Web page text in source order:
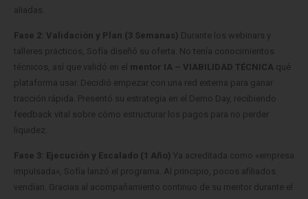
aliadas.
Fase 2: Validación y Plan (3 Semanas) Durante los webinars y
talleres prácticos, Sofía diseñó su oferta. No tenía conocimientos
técnicos, así que validó en el mentor IA – VIABILIDAD TÉCNICA qué
plataforma usar. Decidió empezar con una red externa para ganar
tracción rápida. Presentó su estrategia en el Demo Day, recibiendo
feedback vital sobre cómo estructurar los pagos para no perder
liquidez.
Fase 3: Ejecución y Escalado (1 Año) Ya acreditada como «empresa
impulsada», Sofía lanzó el programa. Al principio, pocos afiliados
vendían. Gracias al acompañamiento continuo de su mentor durante el